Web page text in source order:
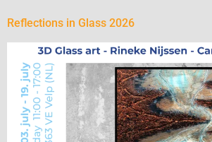
Reflections in Glass 2026